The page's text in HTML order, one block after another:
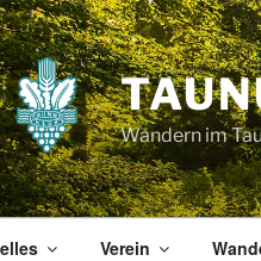
Wandern im
Verein